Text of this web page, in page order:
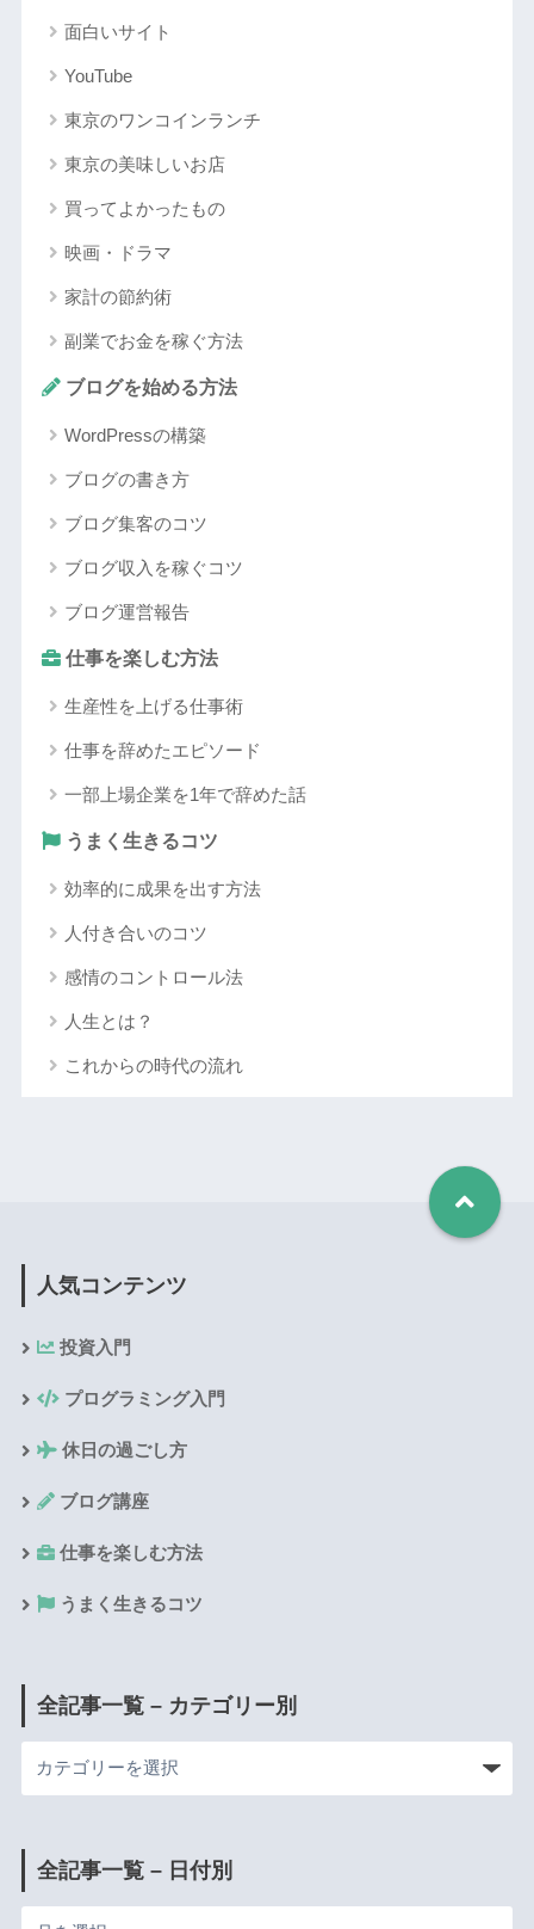
面白いサイト
YouTube
東京のワンコインランチ
東京の美味しいお店
買ってよかったもの
映画・ドラマ
家計の節約術
副業でお金を稼ぐ方法
ブログを始める方法
WordPressの構築
ブログの書き方
ブログ集客のコツ
ブログ収入を稼ぐコツ
ブログ運営報告
仕事を楽しむ方法
生産性を上げる仕事術
仕事を辞めたエピソード
一部上場企業を1年で辞めた話
うまく生きるコツ
効率的に成果を出す方法
人付き合いのコツ
感情のコントロール法
人生とは？
これからの時代の流れ
人気コンテンツ
投資入門
プログラミング入門
休日の過ごし方
ブログ講座
仕事を楽しむ方法
うまく生きるコツ
全記事一覧 – カテゴリー別
全記事一覧 – 日付別